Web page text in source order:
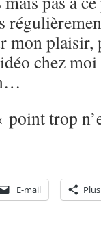
mon plaisir,
chez moi
point trop
E-mail Plus